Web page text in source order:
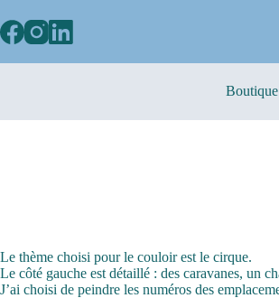
Boutique
Le thème choisi pour le couloir est le cirque.
Le côté gauche est détaillé : des caravanes, un
J’ai choisi de peindre les numéros des